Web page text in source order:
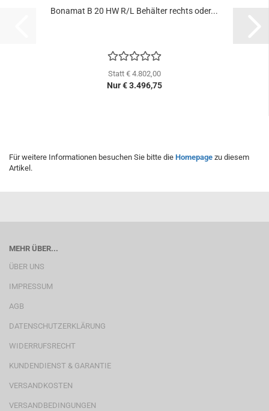
Bonamat B 20 HW R/L Behälter rechts oder...
Statt € 4.802,00
Nur € 3.496,75
Für weitere Informationen besuchen Sie bitte die Homepage zu diesem
Artikel.
MEHR ÜBER...
ÜBER UNS
IMPRESSUM
AGB
DATENSCHUTZERKLÄRUNG
WIDERRUFSRECHT
KUNDENDIENST & GARANTIE
VERSANDKOSTEN
VERSANDBEDINGUNGEN